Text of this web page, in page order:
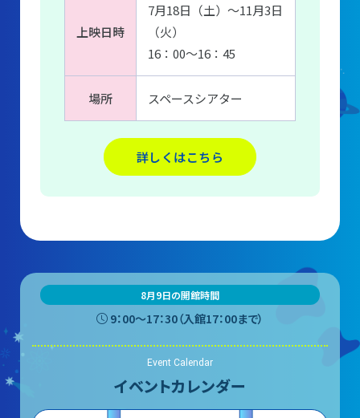
上映日時
7月18日（土）〜11月3日
（火）
16：00〜16：45
場所 スペースシアター
詳しくはこちら
8月9日の開館時間
9：00〜17：30（入館17：00まで）
Event Calendar
イベントカレンダー